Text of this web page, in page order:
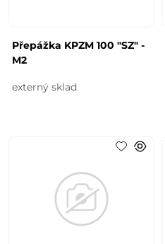
Přepážka KPZM 100 "SZ" -
M2
externý sklad